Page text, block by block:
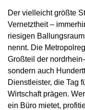
Der vielleicht größte
Vernetztheit –
riesigen
nennt. Die
Großteil der
sondern auch
Dienstleister, die Tag
Wirtschaft prägen.
ein Büro mietet,